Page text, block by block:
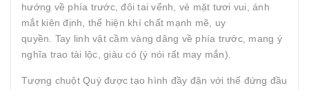
hướng về phía trước, đôi tai vểnh, vẻ mặt tươi vui, ánh
mắt kiên định, thể hiện khí chất mạnh mẽ, uy
quyền. Tay linh vật cầm vàng dâng về phía trước, mang ý
nghĩa trao tài lộc, giàu có (ý nói rất may mắn).
Tượng chuột Quý được tạo hình đầy đặn với thế đứng đầu